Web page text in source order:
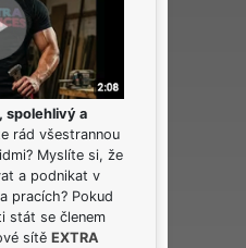
spolehlivý a
rád všestrannou
Myslíte si, že
a podnikat v
pracích? Pokud
stát se členem
sítěEXTRA